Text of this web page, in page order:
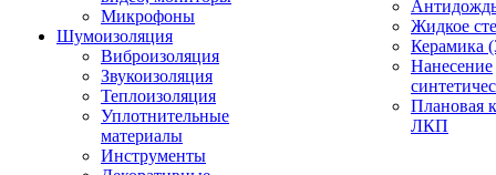
Микрофоны
Шумоизоляция
Виброизоляция
Звукоизоляция
Теплоизоляция
Уплотнительные
материалы
Инструменты
Жидкое
Керамика
Нанесение
Плановая
ЛКП